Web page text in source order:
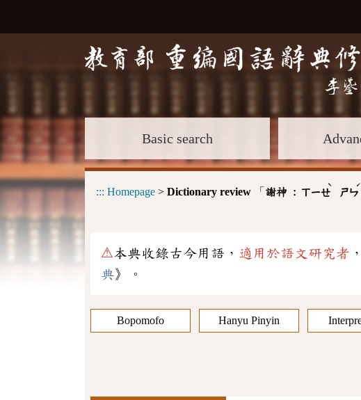
Basic search
::: Homepage > Dictionary review 「 謝神 : ㄒㄧㄝ
ˋ
ㄕㄣ
ˊ
⚠本典收錄古今用語， 適用於語文研究者
典》。
Bopomofo Hanyu Pinyin